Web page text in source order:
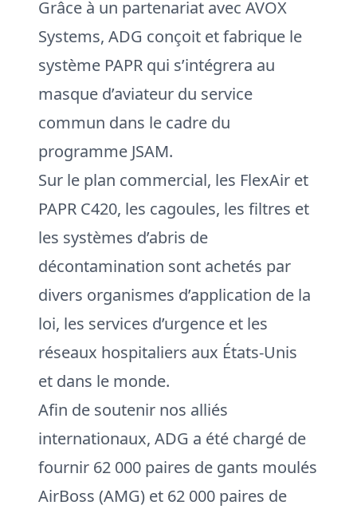
Grâce à un partenariat avec AVOX
Systems, ADG conçoit et fabrique le
système PAPR qui s’intégrera au
masque d’aviateur du service
commun dans le cadre du
programme JSAM.
Sur le plan commercial, les FlexAir et
PAPR C420, les cagoules, les filtres et
les systèmes d’abris de
décontamination sont achetés par
divers organismes d’application de la
loi, les services d’urgence et les
réseaux hospitaliers aux États-Unis
et dans le monde.
Afin de soutenir nos alliés
internationaux, ADG a été chargé de
fournir 62 000 paires de gants moulés
AirBoss (AMG) et 62 000 paires de